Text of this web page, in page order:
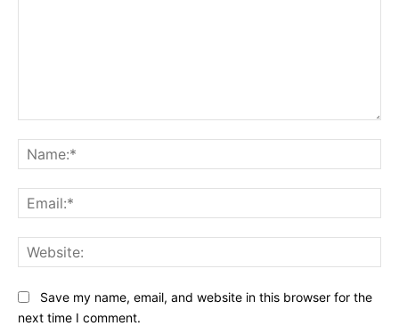
Save my name, email, and website in this browser for the
next time I comment.